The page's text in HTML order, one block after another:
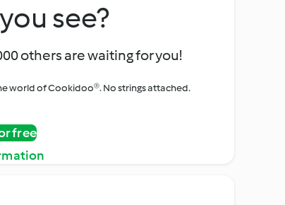
see?
others are waiting for you!
world of Cookidoo®. No strings attached.
free